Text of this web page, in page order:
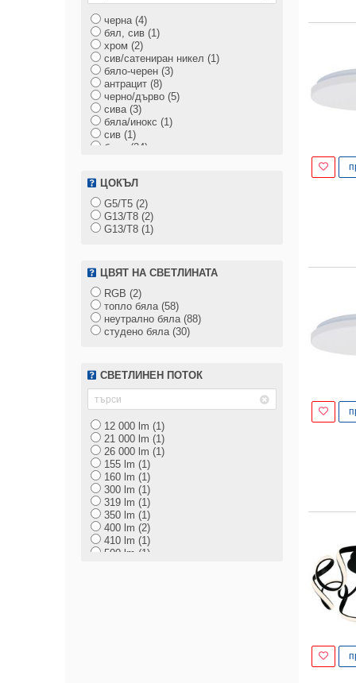
черна (4)
бял, сив (1)
хром (2)
сив/сатениран никел (1)
бяло-черен (3)
антрацит (8)
черно/дърво (5)
сива (3)
бяла/инокс (1)
сив (1)
бяла (24)
сребро (7)
бял (29)
черен/сатениран никел (1)
черно-бял (1)
черен (10)
ЦОКЪЛ
G5/T5 (2)
G13/T8 (2)
G13/Т8 (1)
ЦВЯТ НА СВЕТЛИНАТА
RGB (2)
топло бяла (58)
неутрално бяла (88)
студено бяла (30)
СВЕТЛИНЕН ПОТОК
12 000 lm (1)
21 000 lm (1)
26 000 lm (1)
155 lm (1)
160 lm (1)
300 lm (1)
319 lm (1)
350 lm (1)
400 lm (2)
410 lm (1)
500 lm (1)